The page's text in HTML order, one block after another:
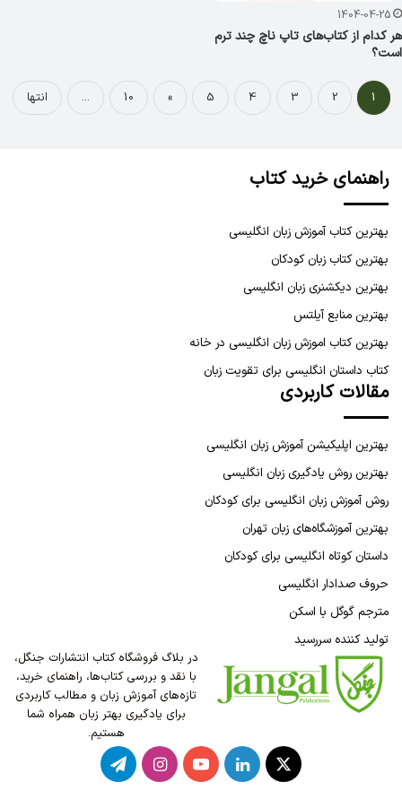
1404-04-25
هر کدام از کتاب‌های تاپ ناچ چند ترم
است؟
1
2
3
4
5
»
10
... انتها
راهنمای خرید کتاب
بهترین کتاب آموزش زبان انگلیسی
بهترین کتاب زبان کودکان
بهترین دیکشنری زبان انگلیسی
بهترین منابع آیلتس
بهترین کتاب اموزش زبان انگلیسی در خانه
کتاب داستان انگلیسی برای تقویت زبان
مقالات کاربردی
بهترین اپلیکیشن آموزش زبان انگلیسی
بهترین روش یادگیری زبان انگلیسی
روش آموزش زبان انگلیسی برای کودکان
بهترین آموزشگاه‌های زبان تهران
داستان کوتاه انگلیسی برای کودکان
حروف صدادار انگلیسی
مترجم گوگل با اسکن
تولید کننده سررسید
در بلاگ فروشگاه کتاب انتشارات جنگل،
با نقد و بررسی کتاب‌ها، راهنمای خرید،
تازه‌های آموزش زبان و مطالب کاربردی
برای یادگیری بهتر زبان همراه شما
هستیم.
X لینکدینیوتیوباینستاگرامتلگرام